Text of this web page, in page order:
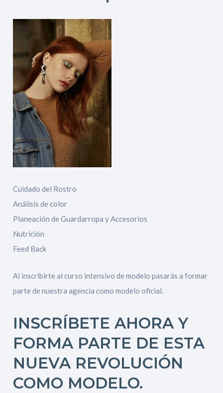
Cuidado del Rostro
Análisis de color
Planeación de Guardarropa y Accesorios
Nutrición
Feed Back
Al inscribirte al curso intensivo de modelo pasarás a formar
parte de nuestra agencia como modelo oficial.
INSCRÍBETE AHORA Y
FORMA PARTE DE ESTA
NUEVA REVOLUCIÓN
COMO MODELO.